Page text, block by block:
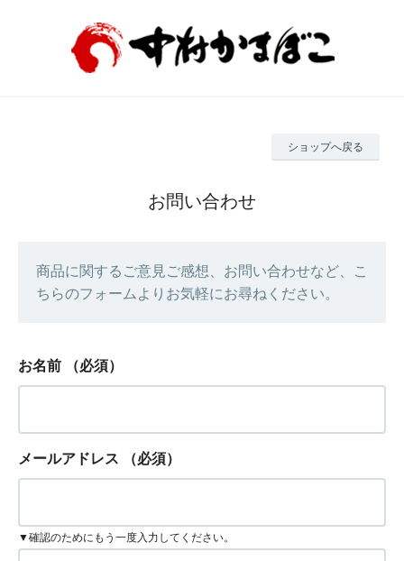
ショップへ戻る
お問い合わせ
商品に関するご意見ご感想、お問い合わせなど、こ
ちらのフォームよりお気軽にお尋ねください。
お名前 （必須）
メールアドレス （必須）
▼確認のためにもう一度入力してください。